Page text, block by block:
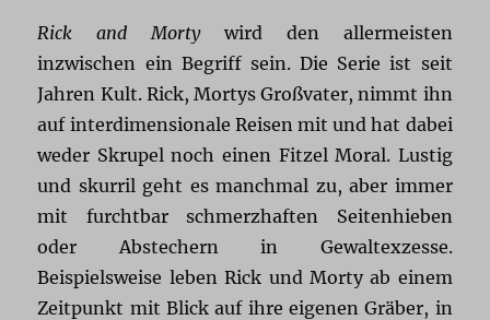
Rick and Mortywird den allermeisten
inzwischen ein Begriff sein. Die Serie ist seit
Jahren Kult. Rick, Mortys Großvater, nimmt ihn
auf interdimensionale Reisen mit und hat dabei
weder Skrupel noch einen Fitzel Moral. Lustig
und skurril geht es manchmal zu, aber immer
mit furchtbar schmerzhaften Seitenhieben
oder Abstechern in Gewaltexzesse.
Beispielsweise leben Rick und Morty ab einem
Zeitpunkt mit Blick auf ihre eigenen Gräber, in